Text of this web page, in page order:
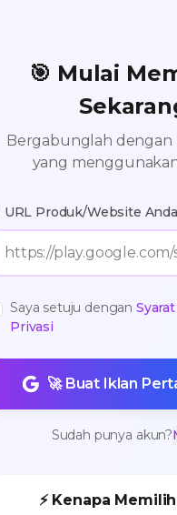
🎯 Mulai
Bergabunglah dengan
yang
URL Produk/Website
Saya setuju dengan Syarat
Privasi
🚀 Buat Iklan
Sudah punya akun?
⚡ Kenapa